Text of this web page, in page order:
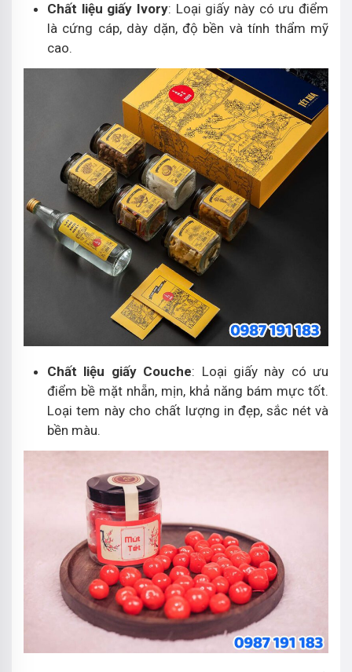
Chất liệu giấy Ivory: Loại giấy này có ưu điểm
là cứng cáp, dày dặn, độ bền và tính thẩm mỹ
cao.
Chất liệu giấy Couche: Loại giấy này có ưu
điểm bề mặt nhẵn, mịn, khả năng bám mực tốt.
Loại tem này cho chất lượng in đẹp, sắc nét và
bền màu.